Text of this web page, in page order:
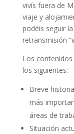
vivís fuera de
viaje y
podéis seguir
retransmisión
Los
los siguientes:
Breve
más
áreas de
Situación